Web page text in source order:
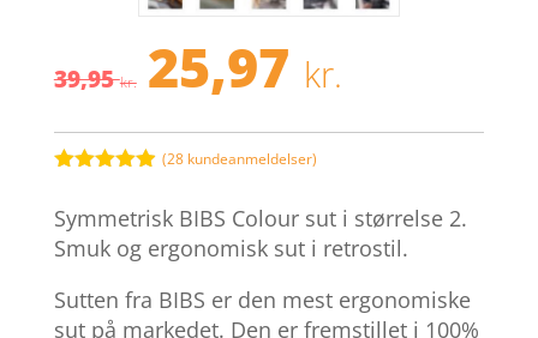
39,95kr. Den
oprindelige
pris
var:
39,95 kr..
25,97 kr.
pris
er:
ud af 5
baseret på
kundebedøm
(28 kundeanmeldelser)
Symmetrisk BIBS Colour sut i størrelse 2.
Smuk og ergonomisk sut i retrostil.
Sutten fra BIBS er den mest ergonomiske
sut på markedet. Den er fremstillet i 100%